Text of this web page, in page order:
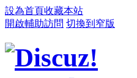
設為首頁收藏本站
開啟輔助訪問 切換到窄版